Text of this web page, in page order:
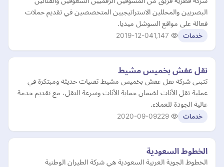
البصريين والمحللين الاستراتيجيين المتخصصين في تقديم حملات
فعالة على مواقع السوشل ميديا.
خدمات 2019-12-04
نقل عفش بخميس مشيط
تتبنى شركة نقل عفش بخميس مشيط تقنيات حديثة ومبتكرة في
عملية نقل الأثاث لضمان حماية الأثاث وسرعة النقل، مع تقديم خدمة
عالية الجودة للعملاء.
خدمات 2020-09-09
الخطوط السعودية
الخطوط الجوية العربية السعودية هي شركة الطيران الوطنية